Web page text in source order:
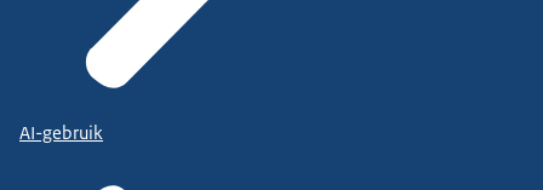
AI-gebruik